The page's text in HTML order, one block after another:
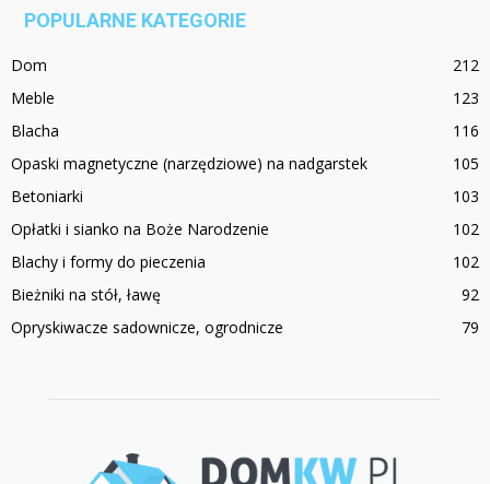
POPULARNE KATEGORIE
Dom
212
Meble
123
Blacha
116
Opaski magnetyczne (narzędziowe) na nadgarstek
105
Betoniarki
103
Opłatki i sianko na Boże Narodzenie
102
Blachy i formy do pieczenia
102
Bieżniki na stół, ławę
92
Opryskiwacze sadownicze, ogrodnicze
79